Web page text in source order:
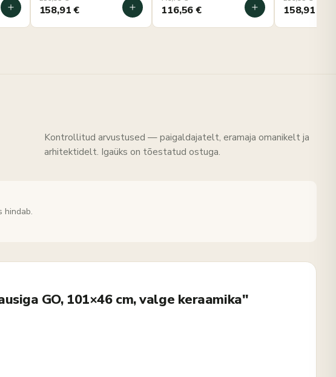
158,91€ 116,56€ 158,91
Kontrollitud arvustused — paigaldajatelt, eramaja omanikelt ja
arhitektidelt. Igaüks on tõestatud ostuga.
hindab.
GO, 101×46 cm, valge keraamika"